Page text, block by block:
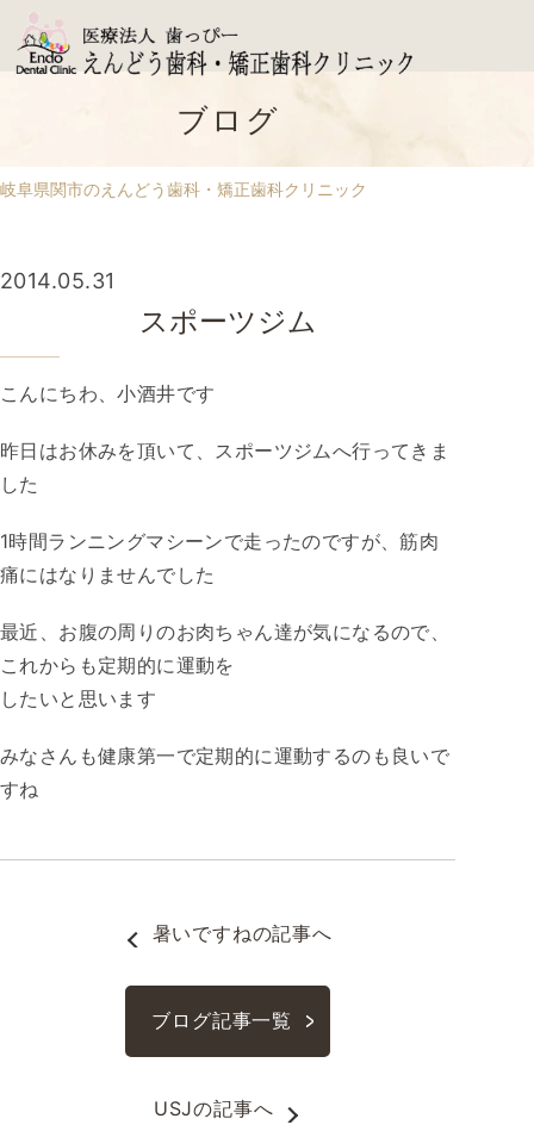
ブログ
岐阜県関市のえんどう歯科・矯正歯科クリニック
スポーツジム
2014.05.31
こんにちわ、小酒井です
昨日はお休みを頂いて、スポーツジムへ行ってきま
した
1時間ランニングマシーンで走ったのですが、筋肉
痛にはなりませんでした
最近、お腹の周りのお肉ちゃん達が気になるので、
これからも定期的に運動を
したいと思います
みなさんも健康第一で定期的に運動するのも良いで
すね
暑いですねの記事へ
ブログ記事一覧
USJの記事へ